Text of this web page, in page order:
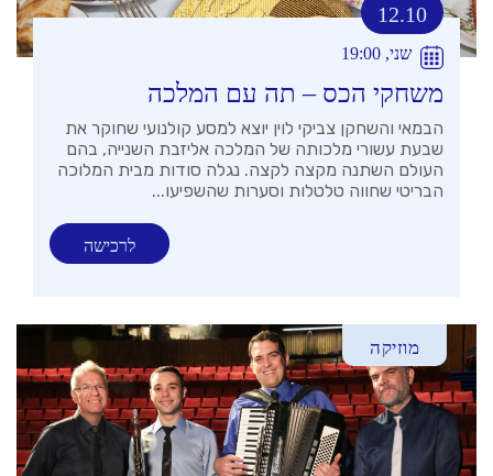
12.10
שני, 19:00
משחקי הכס – תה עם המלכה
הבמאי והשחקן צביקי לוין יוצא למסע קולנועי שחוקר את
שבעת עשורי מלכותה של המלכה אליזבת השנייה, בהם
העולם השתנה מקצה לקצה. נגלה סודות מבית המלוכה
הבריטי שחווה טלטלות וסערות שהשפיעו...
לרכישה
מוזיקה